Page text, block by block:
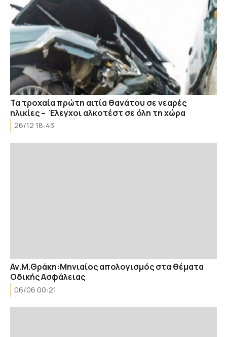
Τα τροχαία πρώτη αιτία θανάτου σε νεαρές
ηλικίες – Έλεγχοι αλκοτέστ σε όλη τη χώρα
26/12 18:43
Αν.Μ.Θράκη:Μηνιαίος απολογισμός στα θέματα
Οδικής Ασφάλειας
06/06 00:21